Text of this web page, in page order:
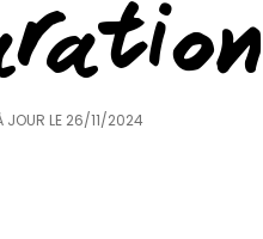
JOUR LE 26/11/2024